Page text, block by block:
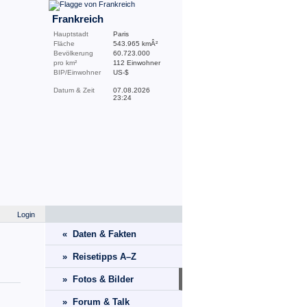
Frankreich
Hauptstadt
Paris
Fläche
543.965 kmÂ²
Bevölkerung
60.723.000
pro km²
112 Einwohner
BIP/Einwohner
US-$
Datum & Zeit
07.08.2026
23:24
Login
« Daten & Fakten
» Reisetipps A–Z
» Fotos & Bilder
» Forum & Talk